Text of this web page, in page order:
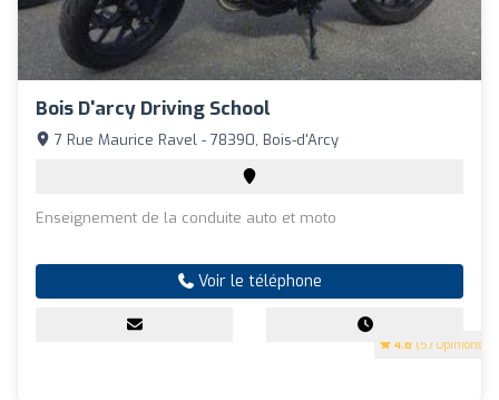
Bois D'arcy Driving School
4.8 (57 Opinions)
7 Rue Maurice Ravel - 78390, Bois-d'Arcy
Enseignement de la conduite auto et moto
Voir le téléphone